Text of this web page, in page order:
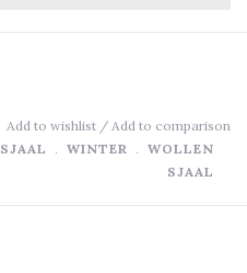
Add to wishlist / Add to comparison
SJAAL ﹒ WINTER ﹒ WOLLEN
SJAAL